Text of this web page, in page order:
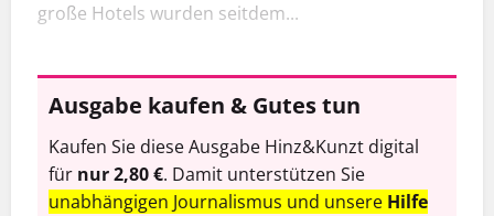
große Hotels wurden seitdem...
Ausgabe kaufen & Gutes tun
Kaufen Sie diese Ausgabe Hinz&Kunzt digital
für nur 2,80 €. Damit unterstützen Sie
unabhängigen Journalismus und unsere Hilfe